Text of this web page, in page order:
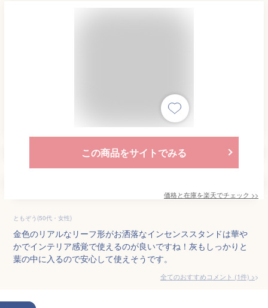
この商品をサイトでみる
価格と在庫を楽天でチェック >>
ともぞう(50代・女性)
金色のリアルなリーフ形がお洒落なインセンススタンドは華や
かでインテリア感覚で使えるのが良いですね！灰もしっかりと
葉の中に入るので安心して使えそうです。
全てのおすすめコメント (1件) >